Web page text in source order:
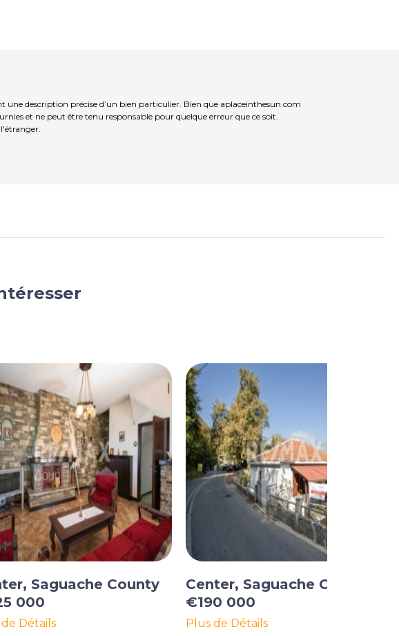
description précise d’un bien particulier. Bien que aplaceinthesun.com
et ne peut être tenu responsable pour quelque erreur que ce soit.
Saguache County
000
Détails
Center, Saguache County
€190 000
Plus de Détails